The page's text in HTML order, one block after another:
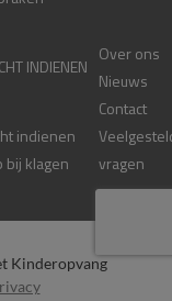
INDIENEN
indienen
bij klagen
Over ons
Nieuws
Contact
vragen
Kinderopvang